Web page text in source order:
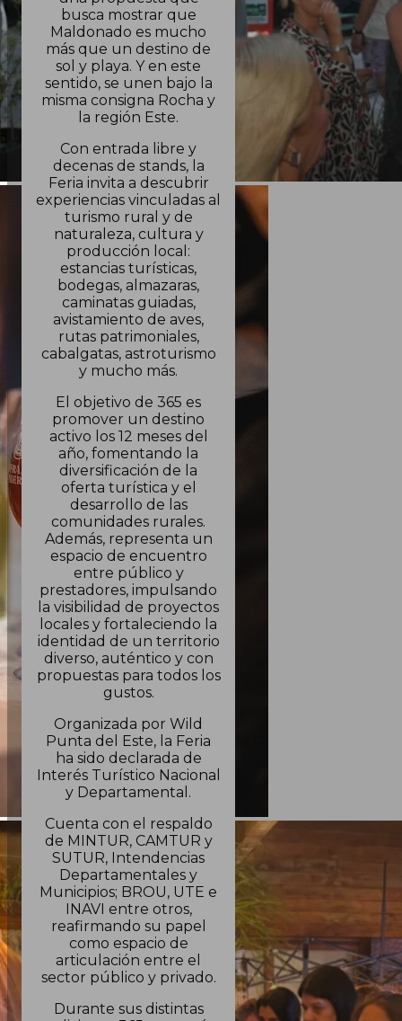
busca mostrar que
Maldonado es mucho
más que un destino de
sol y playa. Y en este
sentido, se unen bajo la
misma consigna Rocha y
la región Este.
Con entrada libre y
decenas de stands, la
Feria invita a descubrir
experiencias vinculadas al
turismo rural y de
naturaleza, cultura y
producción local:
estancias turísticas,
bodegas, almazaras,
caminatas guiadas,
avistamiento de aves,
rutas patrimoniales,
cabalgatas, astroturismo
y mucho más.
El objetivo de 365 es
promover un destino
activo los 12 meses del
año, fomentando la
diversificación de la
oferta turística y el
desarrollo de las
comunidades rurales.
Además, representa un
espacio de encuentro
entre público y
prestadores, impulsando
la visibilidad de proyectos
locales y fortaleciendo la
identidad de un territorio
diverso, auténtico y con
propuestas para todos los
gustos.
Organizada por Wild
Punta del Este, la Feria
ha sido declarada de
Interés Turístico Nacional
y Departamental.
Cuenta con el respaldo
de MINTUR, CAMTUR y
SUTUR, Intendencias
Departamentales y
Municipios; BROU, UTE e
INAVI entre otros,
reafirmando su papel
como espacio de
articulación entre el
sector público y privado.
Durante sus distintas